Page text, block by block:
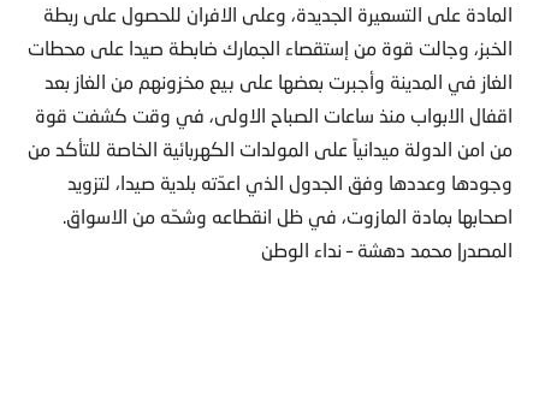
المادة على التسعيرة الجديدة، وعلى الافران للحصول على ربطة
الخبز، وجالت قوة من إستقصاء الجمارك ضابطة صيدا على محطات
الغاز في المدينة وأجبرت بعضها على بيع مخزونهم من الغاز بعد
اقفال الابواب منذ ساعات الصباح الاولى، في وقت كشفت قوة
من امن الدولة ميدانياً على المولدات الكهربائية الخاصة للتأكد من
وجودها وعددها وفق الجدول الذي اعدّته بلدية صيدا، لتزويد
اصحابها بمادة المازوت، في ظل انقطاعه وشحّه من الاسواق.
المصدر| محمد دهشة – نداء الوطن